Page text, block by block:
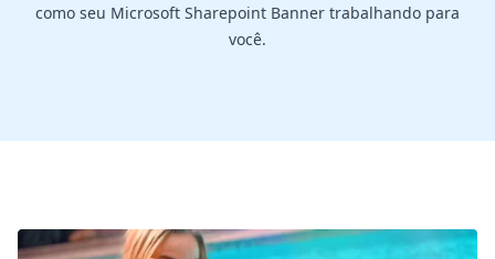
como seu Microsoft Sharepoint Banner trabalhando para
você.